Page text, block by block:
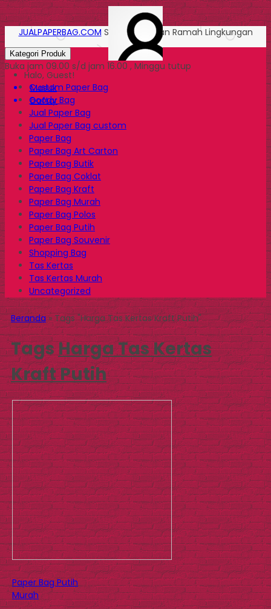
Halo, Guest!
Masuk
Daftar
JUALPAPERBAG.COM Solusi Kemasan Ramah Lingkungan
Kategori Produk
Buka jam 09.00 s/d jam 16.00 , Minggu tutup
Custom Paper Bag
Goody Bag
Jual Paper Bag
Jual Paper Bag custom
Paper Bag
Paper Bag Art Carton
Paper Bag Butik
Paper Bag Coklat
Paper Bag Kraft
Paper Bag Murah
Paper Bag Polos
Paper Bag Putih
Paper Bag Souvenir
Shopping Bag
Tas Kertas
Tas Kertas Murah
Uncategorized
Beranda»Tags "Harga Tas Kertas Kraft Putih"
TagsHarga Tas Kertas
Kraft Putih
Paper Bag Putih
Murah